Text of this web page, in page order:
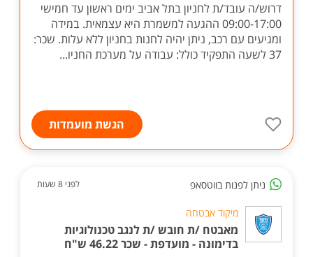
דרוש/ה עובד/ת לחניון בתל אביב ימים ראשון עד חמישי
09:00-17:00 ההגעה למשמרת היא עצמאית. במידה
ומגיעים עם רכב, ניתן יהיה לחנות בחניון ללא עלות. שכר:
37 לשעה התפקיד כולל: עבודה על מערכת החניו...
הגשת מועמדות
ניתן לפנות בווטסאפ לפני 8 שעות
מיקוד אבטחה
מאבטח /ת חובש /ת לנגב טכנולוגיות
בדימונה - מועדפת - שכר 46.22 ש"ח